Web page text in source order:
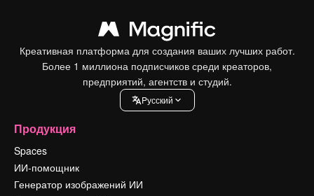
Креативная платформа для создания ваших лучших работ.
Более 1 миллиона подписчиков среди креаторов,
предприятий, агентств и студий.
Pусский
Продукция
Spaces
ИИ-помощник
Генератор изображений ИИ